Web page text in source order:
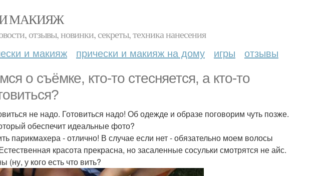
МАКИЯЖ
отзывы, новинки, секреты, техника нанесения
и макияж прически и макияж на дому игры отзывы
о съёмке, кто-то стесняется, а кто-то
не надо. Готовиться надо! Об одежде и образе поговорим чуть позже.
обеспечит идеальные фото?
парикмахера - отлично! В случае если нет - обязательно моем волосы
красота прекрасна, но засаленные сосульки смотрятся не айс.
у кого есть что вить?